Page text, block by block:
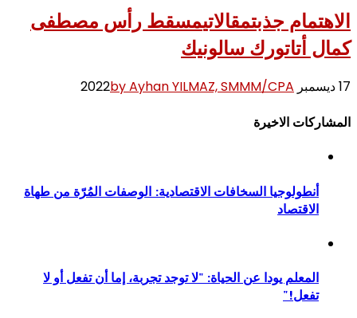
الاهتمام جذبتمقالاتيمسقط رأس مصطفى
كمال أتاتورك سالونيك
17 ديسمبر 2022 by Ayhan YILMAZ, SMMM/CPA
المشاركات الاخيرة
أنطولوجيا السخافات الاقتصادية: الوصفات المُرّة من طهاة
الاقتصاد
المعلم يودا عن الحياة: "لا توجد تجربة، إما أن تفعل أو لا
تفعل!"